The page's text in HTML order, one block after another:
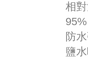
相
防
鹽